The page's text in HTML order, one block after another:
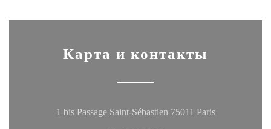
Карта и контакты
1 bis Passage Saint-Sébastien 75011 Paris